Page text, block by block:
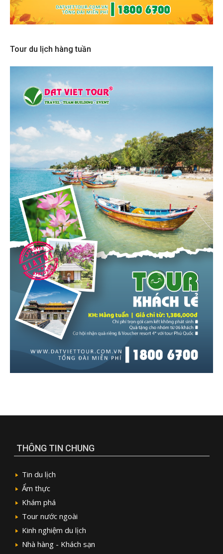
Tour du lịch hàng tuần
THÔNG TIN CHUNG
Tin du lịch
Ẩm thực
Khám phá
Tour nước ngoài
Kinh nghiệm du lịch
Nhà hàng - Khách sạn